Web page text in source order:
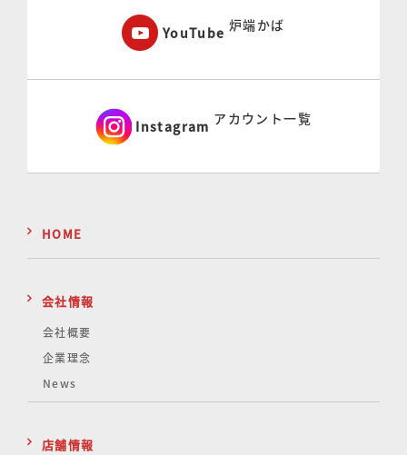
YouTube 炉端かば
Instagram アカウント一覧
HOME
会社情報
会社概要
企業理念
News
店舗情報